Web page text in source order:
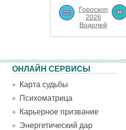
Гороскоп
2026
Водолей
ОНЛАЙН СЕРВИСЫ
Карта судьбы
Психоматрица
Карьерное призвание
Энергетический дар